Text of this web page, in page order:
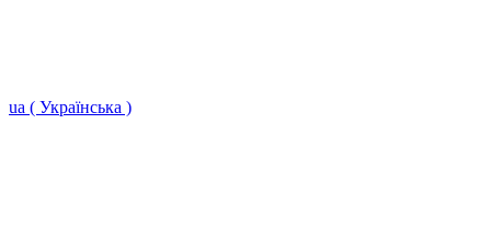
ua ( Українська )